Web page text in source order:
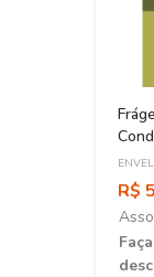
R$